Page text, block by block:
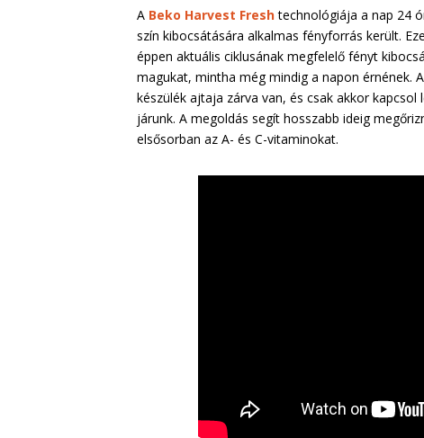
A Beko Harvest Freshtechnológiája a nap 24
szín kibocsátására alkalmas fényforrás került.
éppen aktuális ciklusának megfelelő fényt
magukat, mintha még mindig a napon érnének.
készülék ajtaja zárva van, és csak akkor
járunk. A megoldás segít hosszabb ideig
elsősorban az A- és C-vitaminokat.